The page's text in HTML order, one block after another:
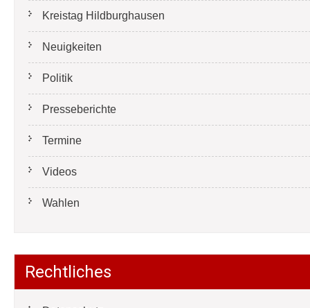
Kreistag Hildburghausen
Neuigkeiten
Politik
Presseberichte
Termine
Videos
Wahlen
Rechtliches